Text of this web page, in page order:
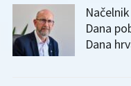
Dana
Dana